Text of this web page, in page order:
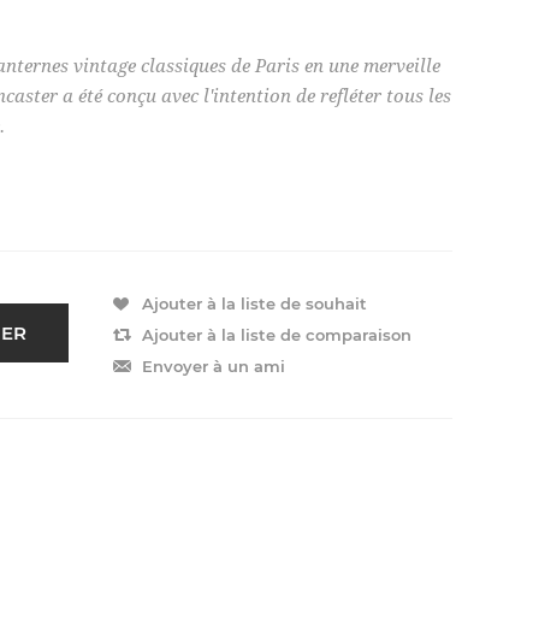
vintage classiques de Paris en une merveille
a été conçu avec l'intention de refléter tous les